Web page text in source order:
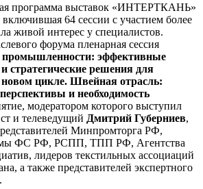
программа выставок «ИНТЕРТКАНЬ»
64 сессии с участием более
живой интерес у специалистов.
форума пленарная сессия
промышленности: эффективные
стратегические решения для
новом цикле. Швейная отрасль:
и необходимость
модератором которого выступил
и телеведущий Дмитрий Губерниев,
Минпромторга РФ,
ФС РФ, РСПП, ТПП РФ, Агентства
лидеров текстильных ассоциаций
а также представителей экспертного